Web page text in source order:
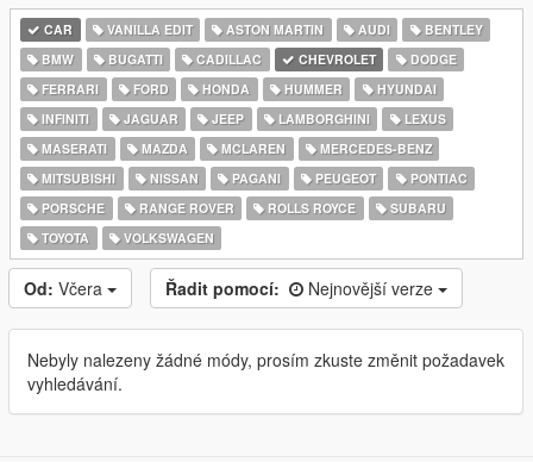
CAR VANILLA EDIT ASTON MARTIN AUDI
BENTLEY
BMW
BUGATTI CADILLAC CHEVROLET
DODGE
FERRARI
FORD HONDA HUMMER
HYUNDAI
INFINITI
JAGUAR JEEP LAMBORGHINI
LEXUS
MASERATI
MAZDA MCLAREN
MERCEDES-BENZ
MITSUBISHI
NISSAN PAGANI PEUGEOT
PONTIAC
PORSCHE
RANGE ROVER ROLLS ROYCE
SUBARU
TOYOTA
VOLKSWAGEN
Od: Včera Řadit pomocí: Nejnovější verze
Nebyly nalezeny žádné módy, prosím zkuste změnit požadavek
vyhledávání.